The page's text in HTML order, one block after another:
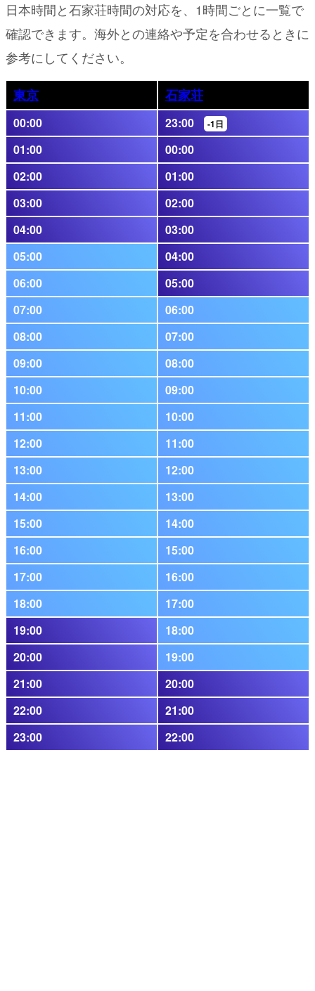
日本時間と石家荘時間の対応を、1時間ごとに一覧で
確認できます。海外との連絡や予定を合わせるときに
参考にしてください。
東京 石家荘
00:00 23:00 -1日
01:00
00:00
02:00
01:00
03:00
02:00
04:00
03:00
05:00
04:00
06:00
05:00
07:00
06:00
08:00
07:00
09:00
08:00
10:00
09:00
11:00
10:00
12:00
11:00
13:00
12:00
14:00
13:00
15:00
14:00
16:00
15:00
17:00
16:00
18:00
17:00
19:00
18:00
20:00
19:00
21:00
20:00
22:00
21:00
23:00
22:00